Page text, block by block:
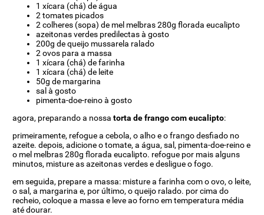
1 xícara (chá) de água
2 tomates picados
2 colheres (sopa) de mel melbras 280g florada eucalipto
azeitonas verdes predilectas à gosto
200g de queijo mussarela ralado
2 ovos para a massa
1 xícara (chá) de farinha
1 xícara (chá) de leite
50g de margarina
sal à gosto
pimenta-doe-reino à gosto
agora, preparando a nossa torta de frango com eucalipto:
primeiramente, refogue a cebola, o alho e o frango desfiado no
azeite. depois, adicione o tomate, a água, sal, pimenta-doe-reino e
o mel melbras 280g florada eucalipto. refogue por mais alguns
minutos, misture as azeitonas verdes e desligue o fogo.
em seguida, prepare a massa: misture a farinha com o ovo, o leite,
o sal, a margarina e, por último, o queijo ralado. por cima do
recheio, coloque a massa e leve ao forno em temperatura média
até dourar.